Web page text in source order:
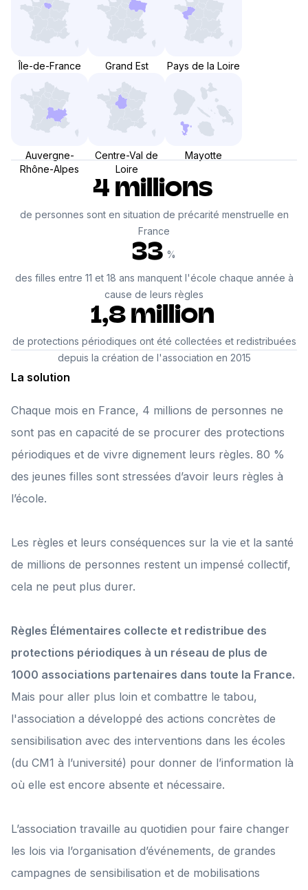
Île-de-France Grand Est Pays de la Loire
Auvergne-
Rhône-Alpes
Centre-Val de
Loire
Mayotte
4 millions
de personnes sont en situation de précarité menstruelle en
France
33 %
des filles entre 11 et 18 ans manquent l'école chaque année à
cause de leurs règles
1,8 million
de protections périodiques ont été collectées et redistribuées
depuis la création de l'association en 2015
La solution
Chaque mois en France, 4 millions de personnes ne
sont pas en capacité de se procurer des protections
périodiques et de vivre dignement leurs règles. 80 %
des jeunes filles sont stressées d’avoir leurs règles à
l’école.
Les règles et leurs conséquences sur la vie et la santé
de millions de personnes restent un impensé collectif,
cela ne peut plus durer.
Règles Élémentaires collecte et redistribue des
protections périodiques à un réseau de plus de
1000 associations partenaires dans toute la France.
Mais pour aller plus loin et combattre le tabou,
l'association a développé des actions concrètes de
sensibilisation avec des interventions dans les écoles
(du CM1 à l’université) pour donner de l’information là
où elle est encore absente et nécessaire.
L’association travaille au quotidien pour faire changer
les lois via l’organisation d’événements, de grandes
campagnes de sensibilisation et de mobilisations